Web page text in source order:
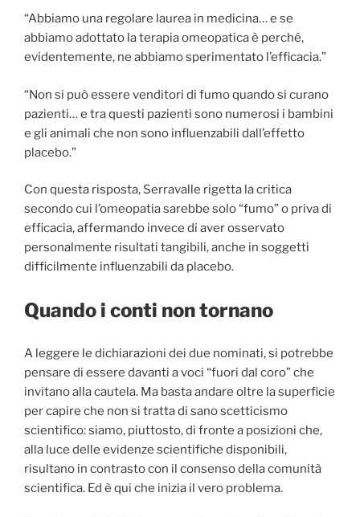
“Abbiamo una regolare laurea in medicina… e se
abbiamo adottato la terapia omeopatica è perché,
evidentemente, ne abbiamo sperimentato l’efficacia.”
“Non si può essere venditori di fumo quando si curano
pazienti… e tra questi pazienti sono numerosi i bambini
e gli animali che non sono influenzabili dall’effetto
placebo.”
Con questa risposta, Serravalle rigetta la critica
secondo cui l’omeopatia sarebbe solo “fumo” o priva di
efficacia, affermando invece di aver osservato
personalmente risultati tangibili, anche in soggetti
difficilmente influenzabili da placebo.
Quando i conti non tornano
A leggere le dichiarazioni dei due nominati, si potrebbe
pensare di essere davanti a voci “fuori dal coro” che
invitano alla cautela. Ma basta andare oltre la superficie
per capire che non si tratta di sano scetticismo
scientifico: siamo, piuttosto, di fronte a posizioni che,
alla luce delle evidenze scientifiche disponibili,
risultano in contrasto con il consenso della comunità
scientifica. Ed è qui che inizia il vero problema.